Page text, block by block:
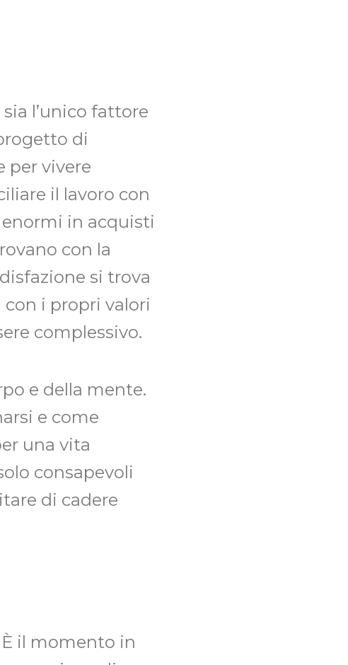
l’unico fattore
di
per vivere
il lavoro con
in acquisti
con la
si trova
con i propri valori
complessivo.
e della mente.
e come
una vita
consapevoli
di cadere
il momento in